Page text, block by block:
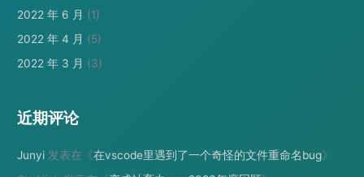
2022 年 6 月 (1)
2022 年 4 月 (5)
2022 年 3 月 (3)
近期评论
Junyi 发表在《在vscode里遇到了一个奇怪的文件重命名bug》